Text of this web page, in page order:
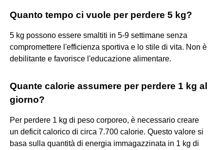
Quanto tempo ci vuole per perdere 5 kg?
5 kg possono essere smaltiti in 5-9 settimane senza
compromettere l'efficienza sportiva e lo stile di vita. Non è
debilitante e favorisce l'educazione alimentare.
Quante calorie assumere per perdere 1 kg al
giorno?
Per perdere 1 kg di peso corporeo, è necessario creare
un deficit calorico di circa 7.700 calorie. Questo valore si
basa sulla quantità di energia immagazzinata in 1 kg di